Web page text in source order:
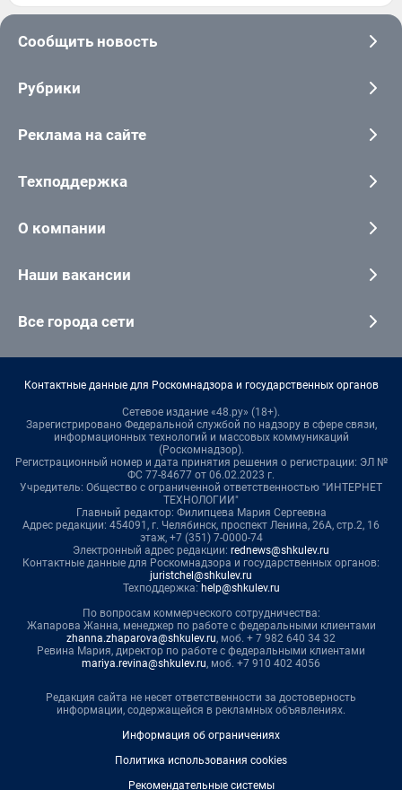
Сообщить новость
Рубрики
Реклама на сайте
Техподдержка
О компании
Наши вакансии
Все города сети
Контактные данные для Роскомнадзора и государственных органов
Сетевое издание «48.ру» (18+).
Зарегистрировано Федеральной службой по надзору в сфере связи,
информационных технологий и массовых коммуникаций
(Роскомнадзор).
Регистрационный номер и дата принятия решения о регистрации: ЭЛ №
ФС 77-84677 от 06.02.2023 г.
Учредитель: Общество с ограниченной ответственностью "ИНТЕРНЕТ
ТЕХНОЛОГИИ"
Главный редактор: Филипцева Мария Сергеевна
Адрес редакции: 454091, г. Челябинск, проспект Ленина, 26А, стр.2, 16
этаж, +7 (351) 7-0000-74
Электронный адрес редакции: rednews@shkulev.ru
Контактные данные для Роскомнадзора и государственных органов:
juristchel@shkulev.ru
Техподдержка: help@shkulev.ru
По вопросам коммерческого сотрудничества:
Жапарова Жанна, менеджер по работе с федеральными клиентами
zhanna.zhaparova@shkulev.ru, моб. + 7 982 640 34 32
Ревина Мария, директор по работе с федеральными клиентами
mariya.revina@shkulev.ru, моб. +7 910 402 4056
Редакция сайта не несет ответственности за достоверность
информации, содержащейся в рекламных объявлениях.
Информация об ограничениях
Политика использования cookies
Рекомендательные системы